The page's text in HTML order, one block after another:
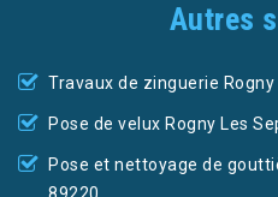
Autres
Travaux de zinguerie
Pose de velux Rogny Les
Pose et nettoyage de